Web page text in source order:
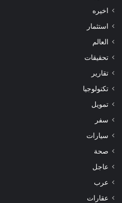
اخيره
استثمار
العالم
تحقيقات
تقارير
تكنولوجيا
تمويل
سفر
سيارات
صحة
عاجل
عرب
عقارات